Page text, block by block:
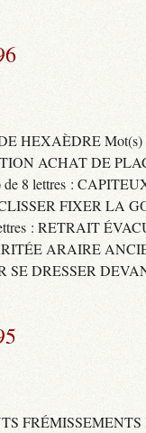
HEXAÈDRE Mot(s)
ACHAT DE
8 lettres :
FIXER LA
: RETRAIT
ARAIRE
SE DRESSER
FRÉMISSEMENTS